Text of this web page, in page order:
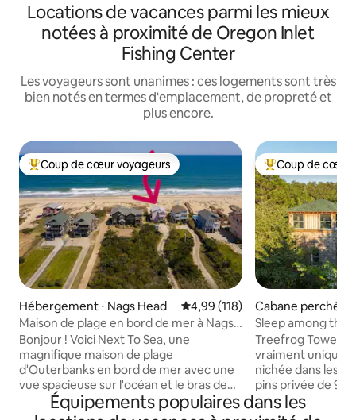
Locations de vacances parmi les mieux
notées à proximité de Oregon Inlet
Fishing Center
Les voyageurs sont unanimes : ces logements sont très
bien notés en termes d'emplacement, de propreté et
plus encore.
Coups de cœur voyageurs les plus appréciés
Coup de cœur voyageurs
Hébergement ⋅ Nags Head Évaluation moyenne sur la
4,99 (118)
Maison de plage en bord de mer à Nags
Head - avec des extras !
Bonjour ! Voici Next To Sea, une
magnifique maison de plage
d'Outerbanks en bord de mer avec une
vue spacieuse sur l'océan et le bras de
mer. Conçue dans un souci de confort
optimal pour les voyageurs et chargée
Coups de cœur
Coup de cœur
Cabane perchée
ad
Sleep among the
beach, bikes!
Treefrog Tower
vraiment unique
nichée dans les
pins privée de 9
parc d'État de
pouvez
Équipements populaires dans les